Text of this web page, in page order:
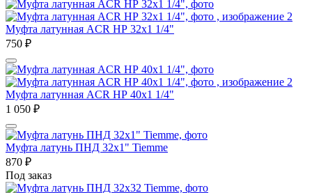
Муфта латунная ACR НР 32х1 1/4"
750 ₽
Муфта латунная ACR НР 40х1 1/4"
1 050 ₽
Муфта латунь ПНД 32х1" Tiemme
870 ₽
Под заказ